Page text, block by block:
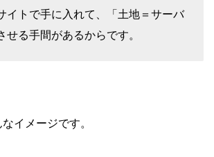
イトで手に入れて、「土地＝サーバ
せる手間があるからです。
イメージです。